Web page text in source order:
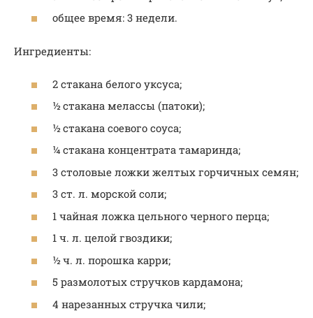
общее время: 3 недели.
Ингредиенты:
2 стакана белого уксуса;
½ стакана мелассы (патоки);
½ стакана соевого соуса;
¼ стакана концентрата тамаринда;
3 столовые ложки желтых горчичных семян;
3 ст. л. морской соли;
1 чайная ложка цельного черного перца;
1 ч. л. целой гвоздики;
½ ч. л. порошка карри;
5 размолотых стручков кардамона;
4 нарезанных стручка чили;